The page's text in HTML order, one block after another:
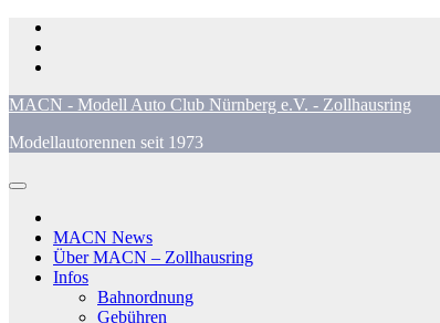
Zum
Inhalt
springen
MACN - Modell Auto Club Nürnberg e.V. - Zollhausring
Modellautorennen seit 1973
MACN News
Über MACN – Zollhausring
Infos
Bahnordnung
Gebühren